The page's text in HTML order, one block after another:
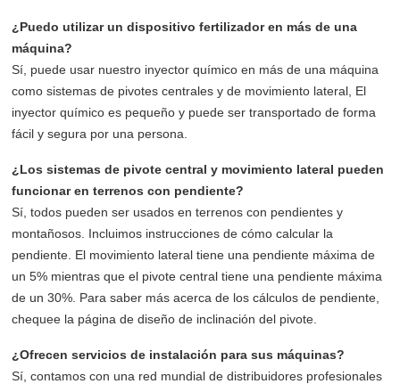
¿Puedo utilizar un dispositivo fertilizador en más de una
máquina?
Sí, puede usar nuestro inyector químico en más de una máquina
como sistemas de pivotes centrales y de movimiento lateral, El
inyector químico es pequeño y puede ser transportado de forma
fácil y segura por una persona.
¿Los sistemas de pivote central y movimiento lateral pueden
funcionar en terrenos con pendiente?
Sí, todos pueden ser usados en terrenos con pendientes y
montañosos. Incluimos instrucciones de cómo calcular la
pendiente. El movimiento lateral tiene una pendiente máxima de
un 5% mientras que el pivote central tiene una pendiente máxima
de un 30%. Para saber más acerca de los cálculos de pendiente,
chequee la página de diseño de inclinación del pivote.
¿Ofrecen servicios de instalación para sus máquinas?
Sí, contamos con una red mundial de distribuidores profesionales